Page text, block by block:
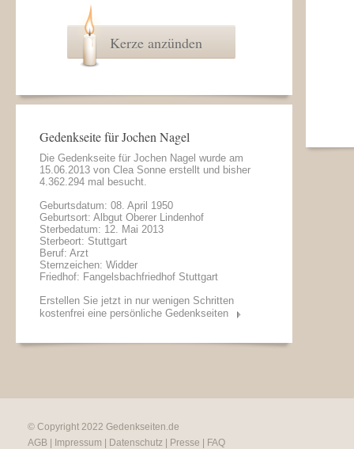
Kerze anzünden
Gedenkseite für Jochen Nagel
Die Gedenkseite für Jochen Nagel wurde am
15.06.2013 von Clea Sonne erstellt und bisher
4.362.294 mal besucht.
Geburtsdatum: 08. April 1950
Geburtsort: Albgut Oberer Lindenhof
Sterbedatum: 12. Mai 2013
Sterbeort: Stuttgart
Beruf: Arzt
Sternzeichen: Widder
Friedhof: Fangelsbachfriedhof Stuttgart
Erstellen Sie jetzt in nur wenigen Schritten
kostenfrei eine persönliche Gedenkseiten
© Copyright 2022 Gedenkseiten.de
AGB
Impressum Datenschutz Presse
FAQ